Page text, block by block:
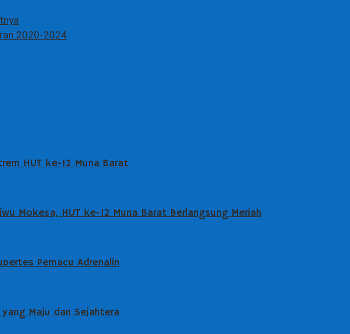
2020-2024
HUT ke-12 Muna Barat
Mokesa, HUT ke-12 Muna Barat Berlangsung Meriah
Pemacu Adrenalin
Maju dan Sejahtera